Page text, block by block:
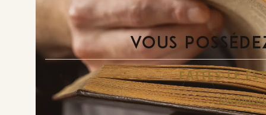
VOUS
FAITES-LE